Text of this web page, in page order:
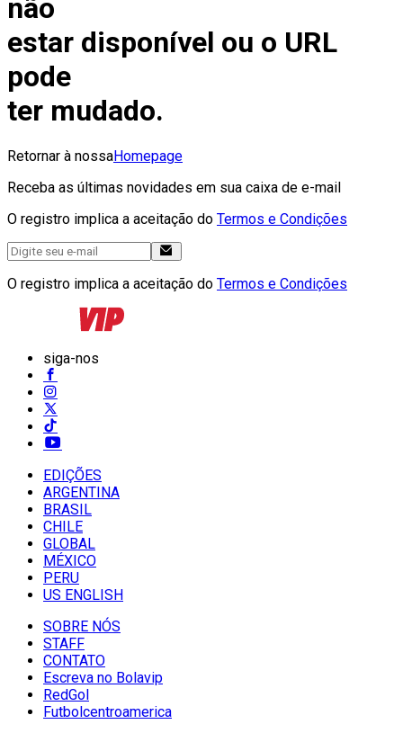
não
estar disponível ou o URL
pode
ter mudado.
Retornar à nossaHomepage
Receba as últimas novidades em sua caixa de e-mail
O registro implica a aceitação do Termos e Condições
O registro implica a aceitação do Termos e Condições
siga-nos
EDIÇÕES
ARGENTINA
BRASIL
CHILE
GLOBAL
MÉXICO
PERU
US ENGLISH
SOBRE NÓS
STAFF
CONTATO
Escreva no Bolavip
RedGol
Futbolcentroamerica